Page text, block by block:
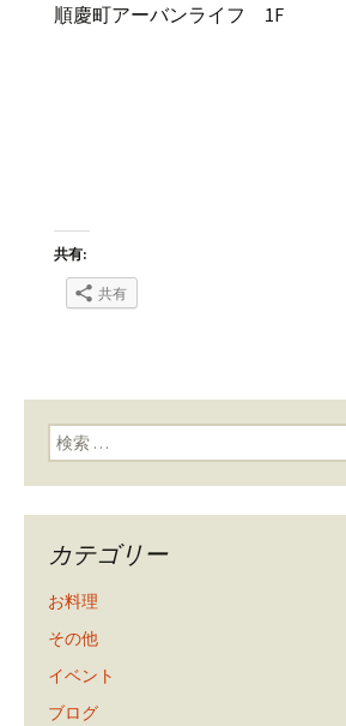
順慶町アーバンライフ 1F
共有:
共有
検索:
カテゴリー
お料理
その他
イベント
ブログ